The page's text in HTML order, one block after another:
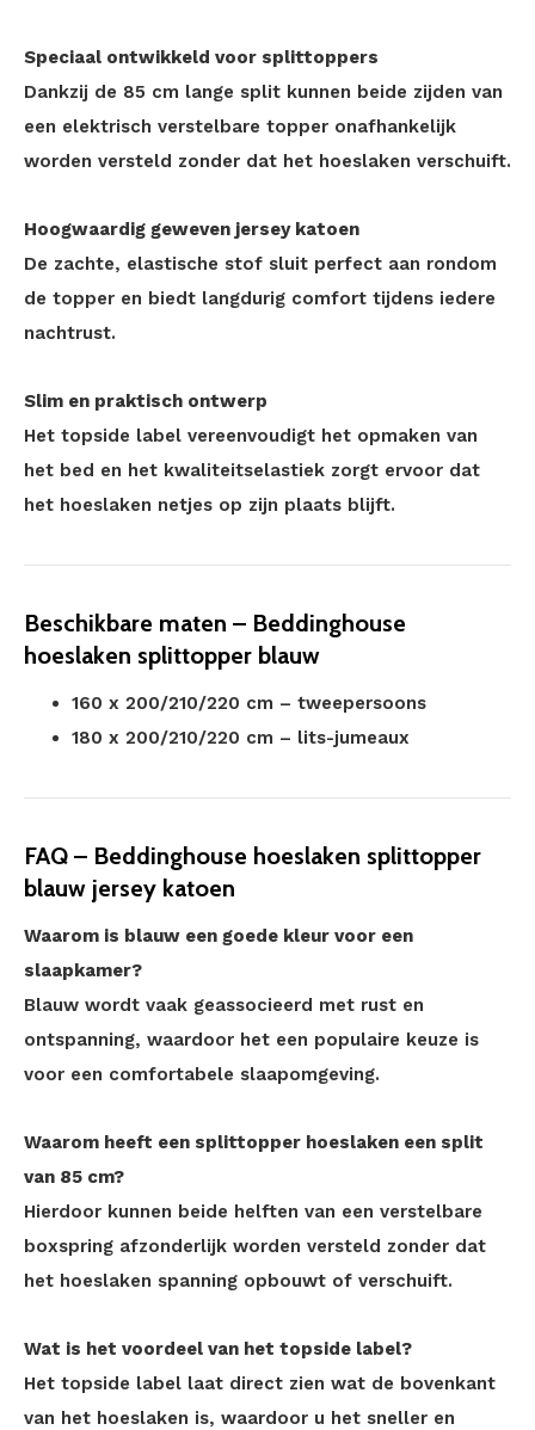
Speciaal ontwikkeld voor splittoppers
Dankzij de 85 cm lange split kunnen beide zijden van
een elektrisch verstelbare topper onafhankelijk
worden versteld zonder dat het hoeslaken verschuift.
Hoogwaardig geweven jersey katoen
De zachte, elastische stof sluit perfect aan rondom
de topper en biedt langdurig comfort tijdens iedere
nachtrust.
Slim en praktisch ontwerp
Het topside label vereenvoudigt het opmaken van
het bed en het kwaliteitselastiek zorgt ervoor dat
het hoeslaken netjes op zijn plaats blijft.
Beschikbare maten – Beddinghouse
hoeslaken splittopper blauw
160 x 200/210/220 cm – tweepersoons
180 x 200/210/220 cm – lits-jumeaux
FAQ – Beddinghouse hoeslaken splittopper
blauw jersey katoen
Waarom is blauw een goede kleur voor een
slaapkamer?
Blauw wordt vaak geassocieerd met rust en
ontspanning, waardoor het een populaire keuze is
voor een comfortabele slaapomgeving.
Waarom heeft een splittopper hoeslaken een split
van 85 cm?
Hierdoor kunnen beide helften van een verstelbare
boxspring afzonderlijk worden versteld zonder dat
het hoeslaken spanning opbouwt of verschuift.
Wat is het voordeel van het topside label?
Het topside label laat direct zien wat de bovenkant
van het hoeslaken is, waardoor u het sneller en